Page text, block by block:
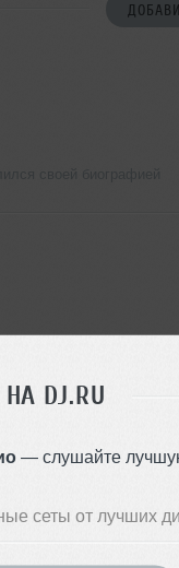
DJ.RU
— слушайте
сеты от лучших
003]2.Anton Pieete
[WU 017]4.Kwaczo ''Vich
''First''[TRESOR
''Urtoxen''[BNR